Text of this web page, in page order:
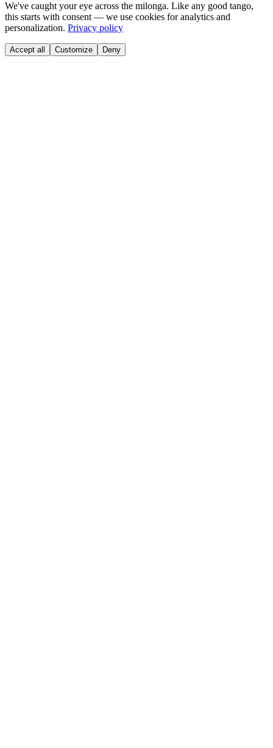
We've caught your eye across the milonga. Like any good tango,
this starts with consent — we use cookies for analytics and
personalization. Privacy policy
Accept all Customize Deny